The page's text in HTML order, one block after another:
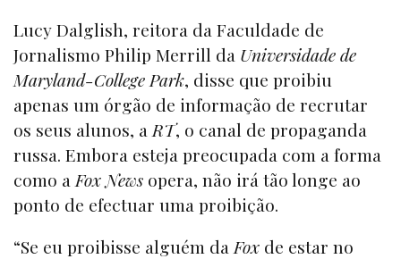
Lucy Dalglish, reitora da Faculdade de
Jornalismo Philip Merrill da Universidade de
Maryland-College Park, disse que proibiu
apenas um órgão de informação de recrutar
os seus alunos, a RT, o canal de propaganda
russa. Embora esteja preocupada com a forma
como a Fox News opera, não irá tão longe ao
ponto de efectuar uma proibição.
“Se eu proibisse alguém daFox de estar no